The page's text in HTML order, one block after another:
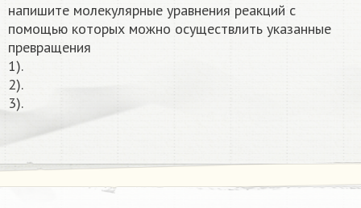
напишите молекулярные уравнения реакций с
помощью которых можно осуществлить указанные
превращения
1).
2).
3).